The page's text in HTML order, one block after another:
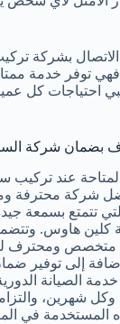
الاتصال بشركة
توفر خدمة
احتياجات كل
عند تركيب
شركة محترفة
تتمتع بسمعة
هاوس.
متخصص ومحترف
إلى توفير
الصيانة
شهرين،
المستخدمة في